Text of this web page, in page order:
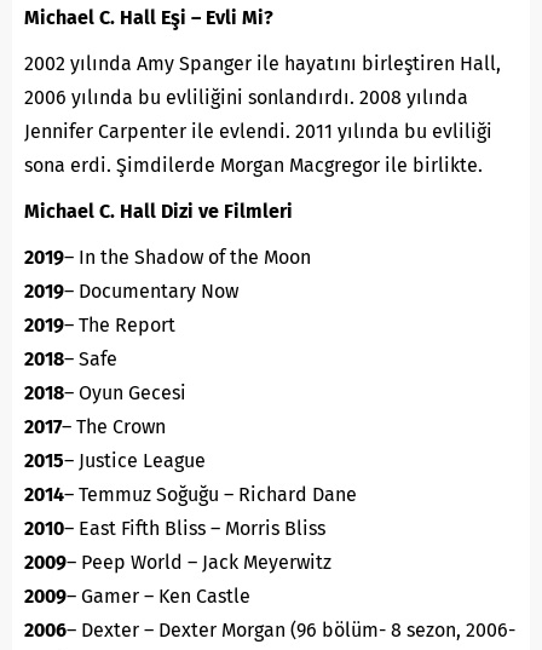
Michael C. Hall Eşi – Evli Mi?
2002 yılında Amy Spanger ile hayatını birleştiren Hall,
2006 yılında bu evliliğini sonlandırdı. 2008 yılında
Jennifer Carpenter ile evlendi. 2011 yılında bu evliliği
sona erdi. Şimdilerde Morgan Macgregor ile birlikte.
Michael C. Hall Dizi ve Filmleri
2019– In the Shadow of the Moon
2019– Documentary Now
2019– The Report
2018– Safe
2018– Oyun Gecesi
2017– The Crown
2015– Justice League
2014– Temmuz Soğuğu – Richard Dane
2010– East Fifth Bliss – Morris Bliss
2009– Peep World – Jack Meyerwitz
2009– Gamer – Ken Castle
2006– Dexter – Dexter Morgan (96 bölüm- 8 sezon, 2006-